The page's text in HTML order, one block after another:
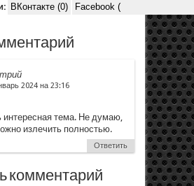
ВКонтакте (0) Facebook (
2024 на 23:16
интересная тема. Не думаю,
излечить полностью.
Ответить
комментарий